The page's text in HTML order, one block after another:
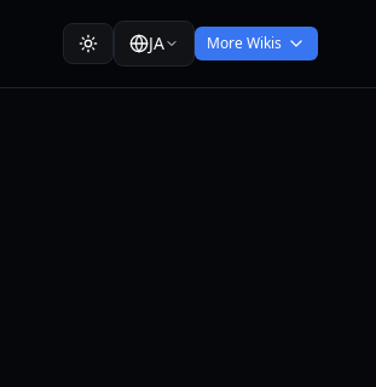
JA More Wikis